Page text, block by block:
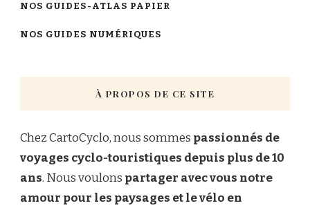
NOS GUIDES-ATLAS PAPIER
NOS GUIDES NUMÉRIQUES
À PROPOS DE CE SITE
Chez CartoCyclo, nous sommes passionnés de
voyages cyclo-touristiques depuis plus de 10
ans. Nous voulons partager avec vous notre
amour pour les paysages et le vélo en